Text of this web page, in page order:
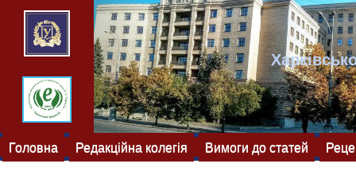
Головна Редакційна колегія Вимоги до статей